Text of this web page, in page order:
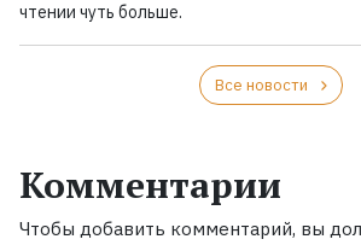
чтении чуть больше.
Все новости
Комментарии
Чтобы добавить комментарий, вы